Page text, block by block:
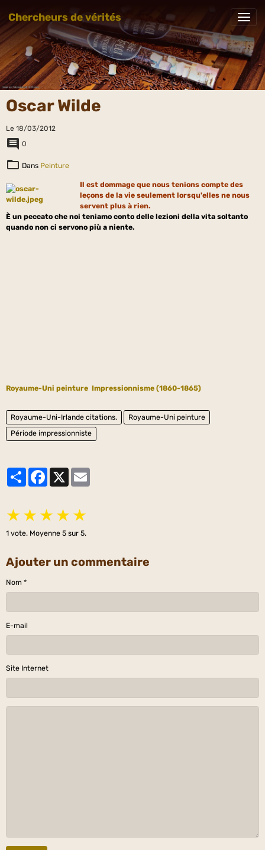
Chercheurs de vérités
Oscar Wilde
Le 18/03/2012
0
Dans Peinture
Il est dommage que nous tenions compte des
leçons de la vie seulement lorsqu'elles ne nous
servent plus à rien.
È un peccato che noi teniamo conto delle lezioni della vita soltanto
quando non ci servono più a niente.
Royaume-Uni peinture Impressionnisme (1860-1865)
Royaume-Uni-Irlande citations.
Royaume-Uni peinture
Période impressionniste
PartagerFacebook
★ ★ ★ ★ ★
1 vote. Moyenne 5 sur 5.
Ajouter un commentaire
Nom
E-mail
Site Internet